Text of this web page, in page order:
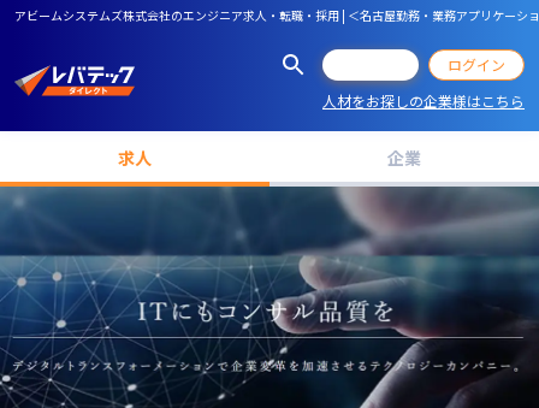
アビームシステムズ株式会社のエンジニア求人・転職・採用 | ＜名古屋勤務・業務アプリケー
ログイン
人材をお探しの企業様はこちら
求人 企業